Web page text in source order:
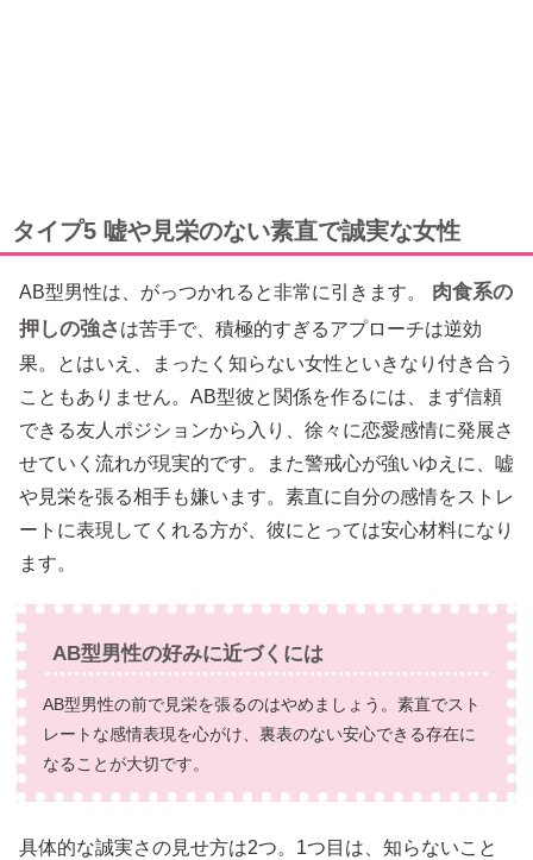
タイプ5 嘘や見栄のない素直で誠実な女性
AB型男性は、がっつかれると非常に引きます。
肉食系の
押しの強さ は苦手で、積極的すぎるアプローチは逆効
果。とはいえ、まったく知らない女性といきなり付き合う
こともありません。AB型彼と関係を作るには、まず信頼
できる友人ポジションから入り、徐々に恋愛感情に発展さ
せていく流れが現実的です。また警戒心が強いゆえに、嘘
や見栄を張る相手も嫌います。素直に自分の感情をストレ
ートに表現してくれる方が、彼にとっては安心材料になり
ます。
AB型男性の好みに近づくには
AB型男性の前で見栄を張るのはやめましょう。素直でスト
レートな感情表現を心がけ、裏表のない安心できる存在に
なることが大切です。
具体的な誠実さの見せ方は2つ。1つ目は、知らないこと